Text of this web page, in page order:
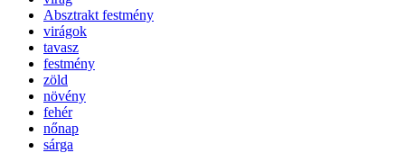
Absztrakt festmény
virágok
tavasz
festmény
zöld
növény
fehér
nőnap
sárga